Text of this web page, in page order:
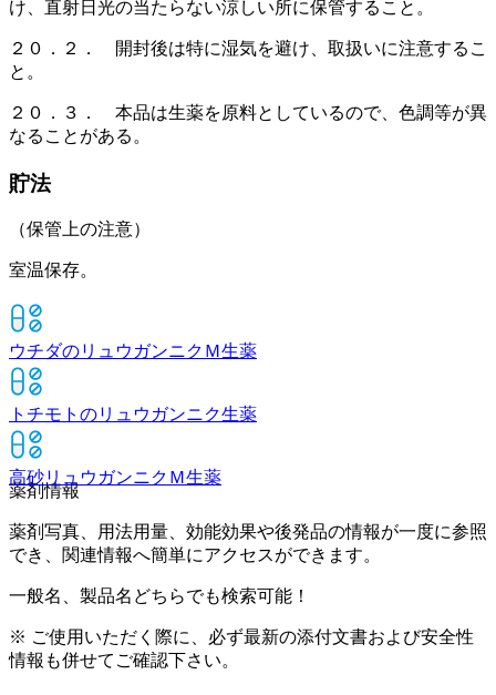
け、直射日光の当たらない涼しい所に保管すること。
２０．２． 開封後は特に湿気を避け、取扱いに注意するこ
と。
２０．３． 本品は生薬を原料としているので、色調等が異
なることがある。
貯法
（保管上の注意）
室温保存。
ウチダのリュウガンニクＭ生薬
トチモトのリュウガンニク生薬
高砂リュウガンニクＭ生薬
薬剤情報
薬剤写真、用法用量、効能効果や後発品の情報が一度に参照
でき、関連情報へ簡単にアクセスができます。
一般名、製品名どちらでも検索可能！
※ ご使用いただく際に、必ず最新の添付文書および安全性
情報も併せてご確認下さい。